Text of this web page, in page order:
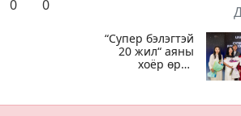
0 0
“Супер бэлэгтэй
20 жил“ аяны
хоёр өрөө
төрсөн өдрөөр